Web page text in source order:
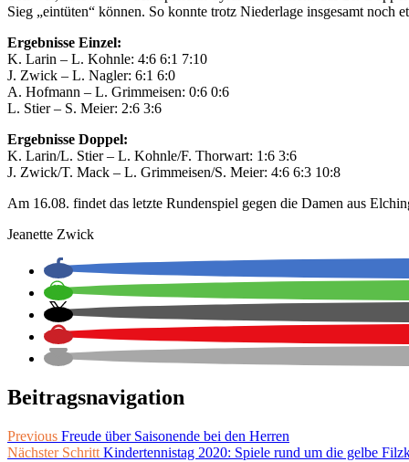
Sieg „eintüten“ können. So konnte trotz Niederlage insgesamt noch
Ergebnisse Einzel:
K. Larin – L. Kohnle: 4:6 6:1 7:10
J. Zwick – L. Nagler: 6:1 6:0
A. Hofmann – L. Grimmeisen: 0:6 0:6
L. Stier – S. Meier: 2:6 3:6
Ergebnisse Doppel:
K. Larin/L. Stier – L. Kohnle/F. Thorwart: 1:6 3:6
J. Zwick/T. Mack – L. Grimmeisen/S. Meier: 4:6 6:3 10:8
Am 16.08. findet das letzte Rundenspiel gegen die Damen aus
Jeanette Zwick
Beitragsnavigation
Previous Freude über Saisonende bei den Herren
Nächster Schritt Kindertennistag 2020: Spiele rund um die gelbe